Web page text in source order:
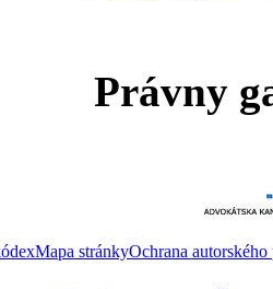
Právny
Mapa stránkyOchrana autorského